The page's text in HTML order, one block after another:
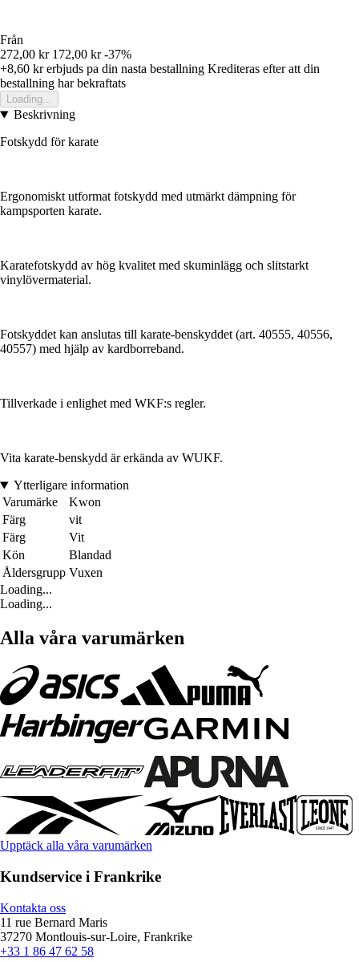
Från
272,00 kr 172,00 kr -37%
+8,60 krerbjuds pa din nasta bestallning Krediteras efter att din
bestallning har bekraftats
Loading...
Beskrivning
Fotskydd för karate
Ergonomiskt utformat fotskydd med utmärkt dämpning för
kampsporten karate.
Karatefotskydd av hög kvalitet med skuminlägg och slitstarkt
vinylövermaterial.
Fotskyddet kan anslutas till karate-benskyddet (art. 40555, 40556,
40557) med hjälp av kardborreband.
Tillverkade i enlighet med WKF:s regler.
Vita karate-benskydd är erkända av WUKF.
Ytterligare information
Varumärke
Kwon
Färg
vit
Färg
Vit
Kön
Blandad
Åldersgrupp Vuxen
Loading...
Loading...
Alla våra varumärken
Upptäck alla våra varumärken
Kundservice i Frankrike
Kontakta oss
11 rue Bernard Maris
37270 Montlouis-sur-Loire, Frankrike
+33 1 86 47 62 58